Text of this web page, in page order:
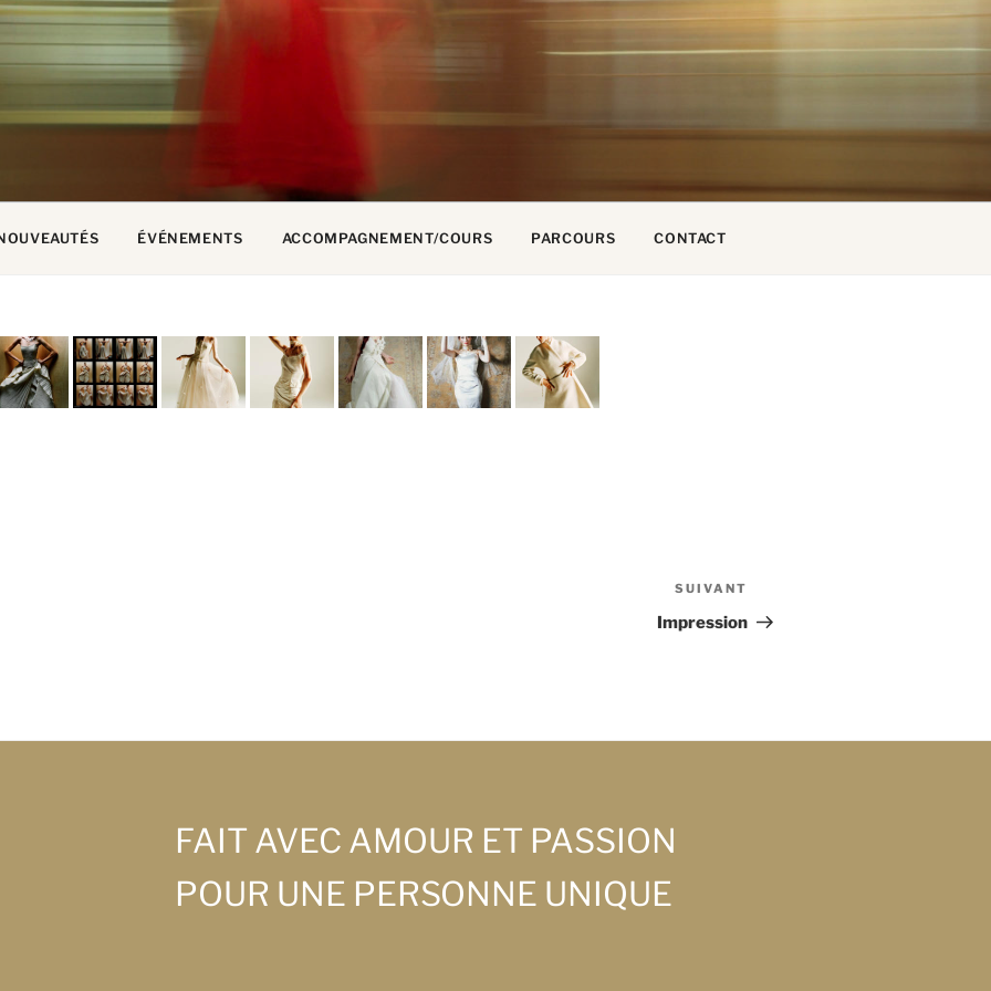
DUJARDIN
ÉVÉNEMENTS ACCOMPAGNEMENT/COURS PARCOURS CONTACT
suivant
SUIVANT
Impression
FAIT AVEC AMOUR ET PASSION
POUR UNE PERSONNE UNIQUE